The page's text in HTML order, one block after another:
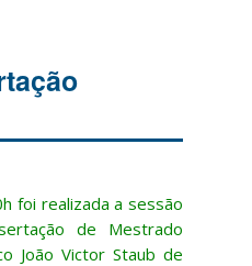
foi realizada a sessão
de Mestrado
João Victor Staub de